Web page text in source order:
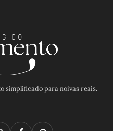
simplificado para noivas reais.